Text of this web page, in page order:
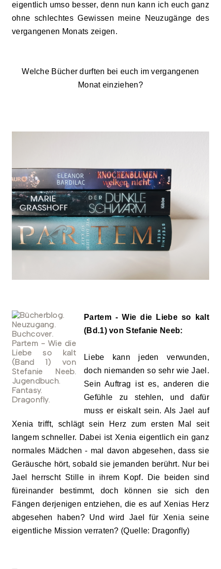
eigentlich umso besser, denn nun kann ich euch ganz
ohne schlechtes Gewissen meine Neuzugänge des
vergangenen Monats zeigen.
Welche Bücher durften bei euch im vergangenen
Monat einziehen?
Partem - Wie die Liebe so kalt
(Bd.1) von Stefanie Neeb:
Liebe kann jeden verwunden,
doch niemanden so sehr wie Jael.
Sein Auftrag ist es, anderen die
Gefühle zu stehlen, und dafür
muss er eiskalt sein. Als Jael auf
Xenia trifft, schlägt sein Herz zum ersten Mal seit
langem schneller. Dabei ist Xenia eigentlich ein ganz
normales Mädchen - mal davon abgesehen, dass sie
Geräusche hört, sobald sie jemanden berührt. Nur bei
Jael herrscht Stille in ihrem Kopf. Die beiden sind
füreinander bestimmt, doch können sie sich den
Fängen derjenigen entziehen, die es auf Xenias Herz
abgesehen haben? Und wird Jael für Xenia seine
eigentliche Mission verraten? (Quelle: Dragonfly)